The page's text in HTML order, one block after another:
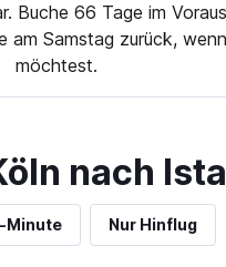
Buche 66 Tage im
Samstag zurück,
möchtest.
nach
Minute Nur Hinflug